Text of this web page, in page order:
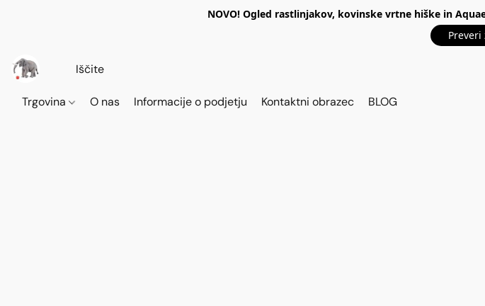
NOVO! Ogled rastlinjakov, kovinske vrtne hiške in
Preveri
Trgovina O nas Informacije o podjetju Kontaktni obrazec BLOG